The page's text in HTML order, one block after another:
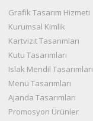
Grafik Tasarım Hizmeti
Kurumsal Kimlik
Kartvizit Tasarımları
Kutu Tasarımları
Islak Mendil Tasarımları
Menü Tasarımları
Ajanda Tasarımları
Promosyon Ürünler